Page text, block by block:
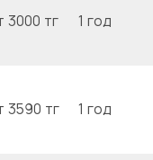
3000 тг 1 год
3590 тг 1 год